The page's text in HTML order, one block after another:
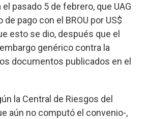
pasado 5 de febrero, que UAG
pago con el BROU por US$
esto se dio, después que el
genérico contra la
documentos publicados en el
la Central de Riesgos del
aún no computó el convenio-,